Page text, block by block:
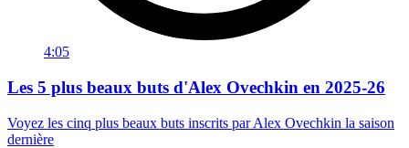
4:05
Les 5 plus beaux buts d'Alex Ovechkin en 2025-26
Voyez les cinq plus beaux buts inscrits par Alex Ovechkin la saison
dernière